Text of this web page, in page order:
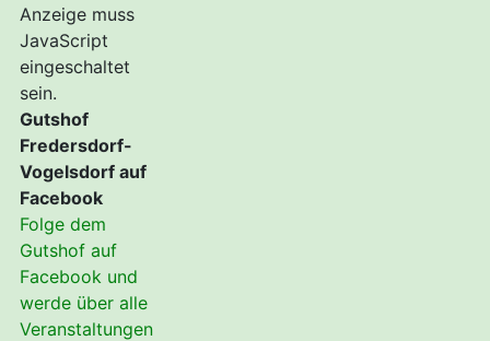
Anzeige muss
JavaScript
eingeschaltet
sein.
Gutshof
Fredersdorf-
Vogelsdorf auf
Facebook
Folge dem
Gutshof auf
Facebook und
werde über alle
Veranstaltungen